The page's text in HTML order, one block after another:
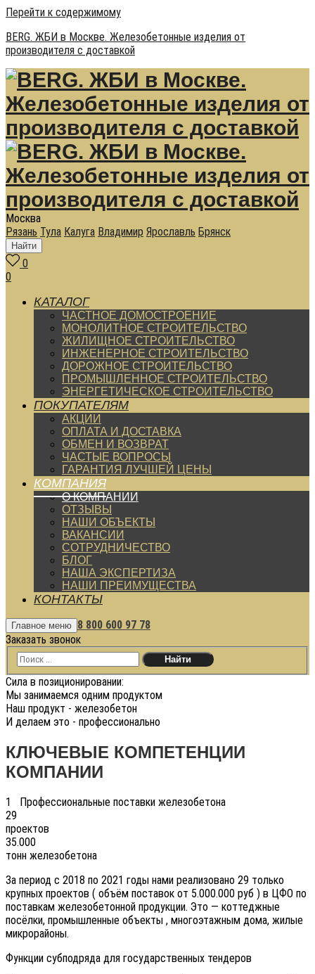
Перейти к содержимому
BERG. ЖБИ в Москве. Железобетонные изделия от
производителя с доставкой
Москва
Рязань Тула Калуга Владимир Ярославль Брянск
Найти
0
0
КАТАЛОГ
ЧАСТНОЕ ДОМОСТРОЕНИЕ
МОНОЛИТНОЕ СТРОИТЕЛЬСТВО
ЖИЛИЩНОЕ СТРОИТЕЛЬСТВО
ИНЖЕНЕРНОЕ СТРОИТЕЛЬСТВО
ДОРОЖНОЕ СТРОИТЕЛЬСТВО
ПРОМЫШЛЕННОЕ СТРОИТЕЛЬСТВО
ЭНЕРГЕТИЧЕСКОЕ СТРОИТЕЛЬСТВО
ПОКУПАТЕЛЯМ
АКЦИИ
ОПЛАТА И ДОСТАВКА
ОБМЕН И ВОЗВРАТ
ЧАСТЫЕ ВОПРОСЫ
ГАРАНТИЯ ЛУЧШЕЙ ЦЕНЫ
КОМПАНИЯ
О КОМПАНИИ
ОТЗЫВЫ
НАШИ ОБЪЕКТЫ
ВАКАНСИИ
СОТРУДНИЧЕСТВО
БЛОГ
НАША ЭКСПЕРТИЗА
НАШИ ПРЕИМУЩЕСТВА
КОНТАКТЫ
Главное меню 8 800 600 97 78
Заказать звонок
Сила в позиционировании:
Мы занимаемся одним продуктом
Наш продукт - железобетон
И делаем это - профессионально
КЛЮЧЕВЫЕ КОМПЕТЕНЦИИ
КОМПАНИИ
1
Профессиональные поставки железобетона
29
проектов
35.000
тонн железобетона
За период с 2018 по 2021 годы нами реализовано 29 только
крупных проектов ( объём поставок от 5.000.000 руб ) в ЦФО по
поставкам железобетонной продукции. Это — коттеджные
посёлки, промышленные объекты , многоэтажным дома, жилые
микрорайоны.
Функции субподряда для государственных тендеров